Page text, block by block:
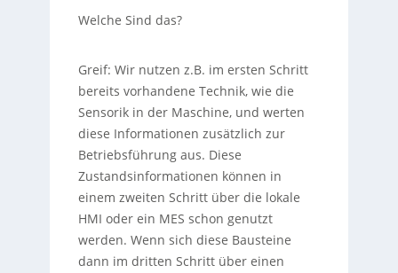
Welche Sind das?
Greif: Wir nutzen z.B. im ersten Schritt
bereits vorhandene Technik, wie die
Sensorik in der Maschine, und werten
diese Informationen zusätzlich zur
Betriebsführung aus. Diese
Zustandsinformationen können in
einem zweiten Schritt über die lokale
HMI oder ein MES schon genutzt
werden. Wenn sich diese Bausteine
dann im dritten Schritt über einen